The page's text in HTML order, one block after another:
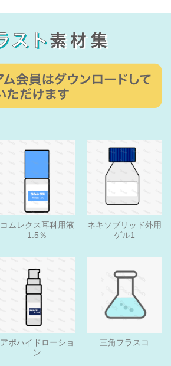
コムレクス耳科用液
1.5％
ネキソブリッド外用
ゲル1
アポハイドローショ
ン
三角フラスコ